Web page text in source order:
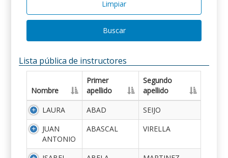
Limpiar
Buscar
Lista pública de instructores
Nombre
Primer
apellido
Segundo
apellido
LAURA
ABAD
SEIJO
JUAN
ANTONIO
ABASCAL VIRELLA